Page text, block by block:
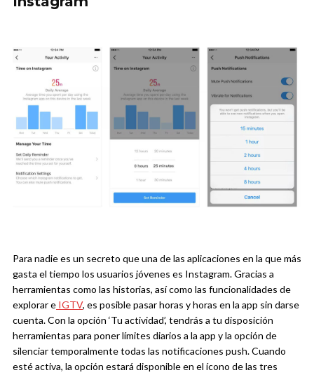
Para nadie es un secreto que una de las aplicaciones en la que más
gasta el tiempo los usuarios jóvenes es Instagram. Gracias a
herramientas como las historias, así como las funcionalidades de
explorar e IGTV, es posible pasar horas y horas en la app sin darse
cuenta. Con la opción ‘Tu actividad’, tendrás a tu disposición
herramientas para poner límites diarios a la app y la opción de
silenciar temporalmente todas las notificaciones push. Cuando
esté activa, la opción estará disponible en el ícono de las tres